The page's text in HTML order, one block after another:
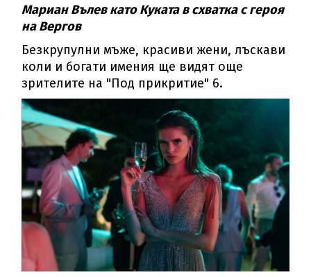
Мариан Вълев като Куката в схватка с героя
на Вергов
Безкрупулни мъже, красиви жени, лъскави
коли и богати имения ще видят още
зрителите на "Под прикритие" 6.